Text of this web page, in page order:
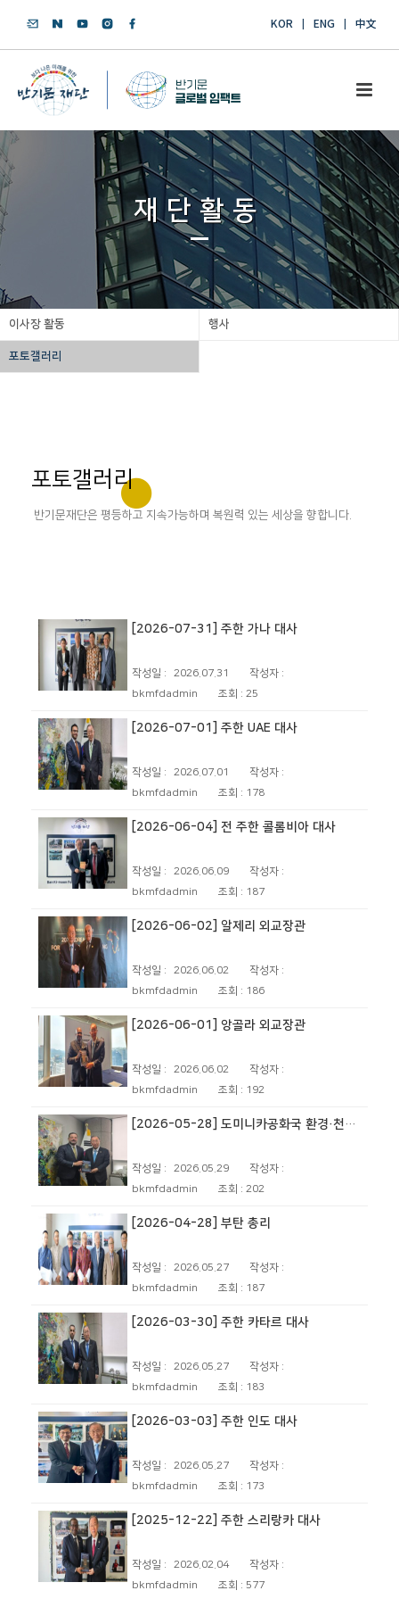
KOR ENG 中文
재단활동
이사장 활동 행사
포토갤러리
포토갤러리
반기문재단은 평등하고 지속가능하며 복원력 있는 세상을 향합니다.
[2026-07-31] 주한 가나 대사
작성일 : 2026.07.31
작성자 :
bkmfdadmin
조회 : 25
[2026-07-01] 주한 UAE 대사
작성일 : 2026.07.01
작성자 :
bkmfdadmin
조회 : 178
[2026-06-04] 전 주한 콜롬비아 대사
작성일 : 2026.06.09
작성자 :
bkmfdadmin
조회 : 187
[2026-06-02] 알제리 외교장관
작성일 : 2026.06.02
작성자 :
bkmfdadmin
조회 : 186
[2026-06-01] 앙골라 외교장관
작성일 : 2026.06.02
작성자 :
bkmfdadmin
조회 : 192
[2026-05-28] 도미니카공화국 환경·천연자원부 장관
작성일 : 2026.05.29
작성자 :
bkmfdadmin
조회 : 202
[2026-04-28] 부탄 총리
작성일 : 2026.05.27
작성자 :
bkmfdadmin
조회 : 187
[2026-03-30] 주한 카타르 대사
작성일 : 2026.05.27
작성자 :
bkmfdadmin
조회 : 183
[2026-03-03] 주한 인도 대사
작성일 : 2026.05.27
작성자 :
bkmfdadmin
조회 : 173
[2025-12-22] 주한 스리랑카 대사
작성일 : 2026.02.04
작성자 :
bkmfdadmin
조회 : 577